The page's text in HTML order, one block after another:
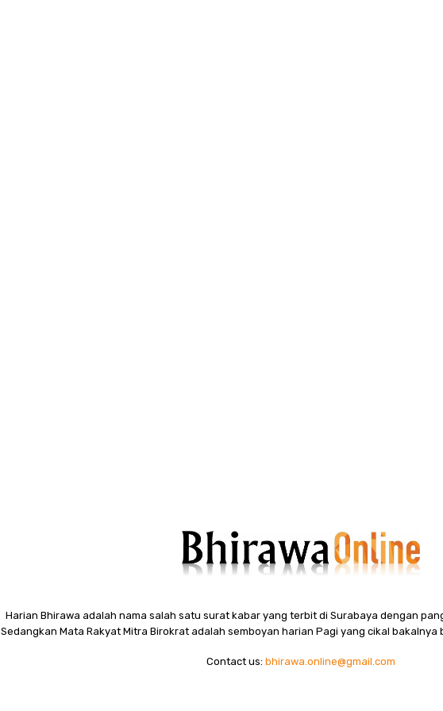
Harian Bhirawa adalah nama salah satu surat kabar yang terbit di Surabaya dengan
Sedangkan Mata Rakyat Mitra Birokrat adalah semboyan harian Pagi yang cikal bakalnya
Contact us: bhirawa.online@gmail.com